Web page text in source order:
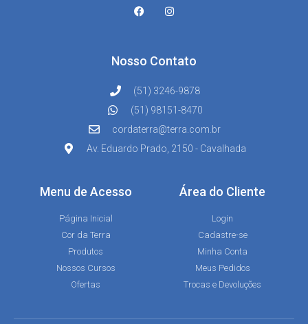
Nosso Contato
(51) 3246-9878
(51) 98151-8470
cordaterra@terra.com.br
Av. Eduardo Prado, 2150 - Cavalhada
Menu de Acesso
Página Inicial
Cor da Terra
Produtos
Nossos Cursos
Ofertas
Área do Cliente
Login
Cadastre-se
Minha Conta
Meus Pedidos
Trocas e Devoluções